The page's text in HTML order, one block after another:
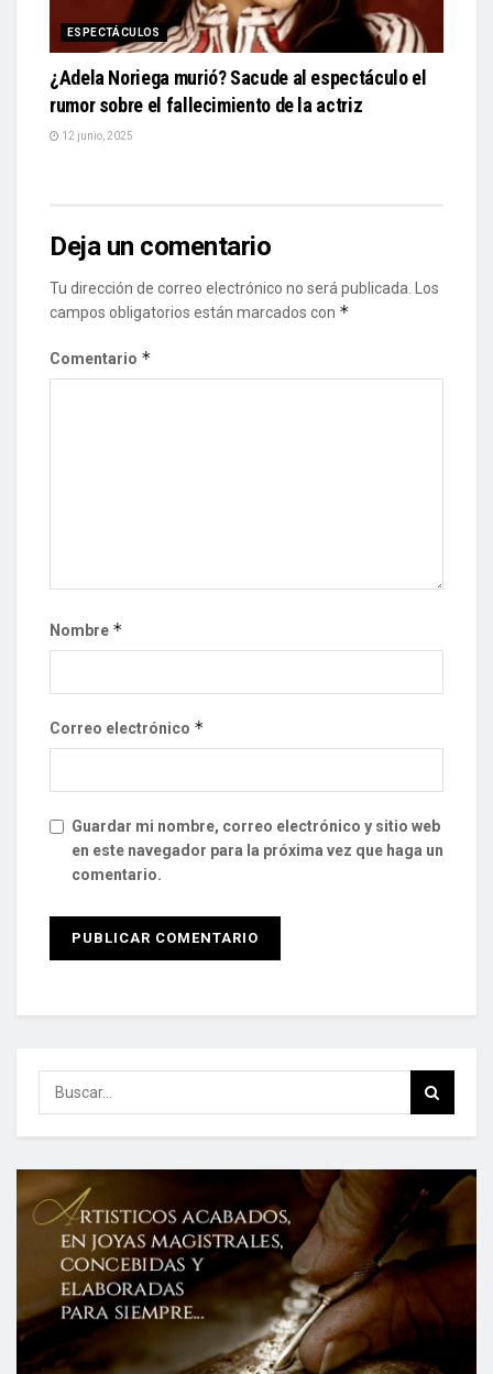
ESPECTÁCULOS
¿Adela Noriega murió? Sacude al espectáculo el
rumor sobre el fallecimiento de la actriz
12 junio, 2025
Deja un comentario
Tu dirección de correo electrónico no será publicada.
Los
campos obligatorios están marcados con *
Comentario *
Nombre *
Correo electrónico *
Guardar mi nombre, correo electrónico y sitio web
en este navegador para la próxima vez que haga un
comentario.